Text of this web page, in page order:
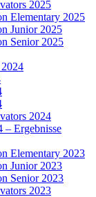
2025
Elementary 2025
Junior 2025
Senior 2025
2024
– Ergebnisse
Elementary 2023
Junior 2023
Senior 2023
2023